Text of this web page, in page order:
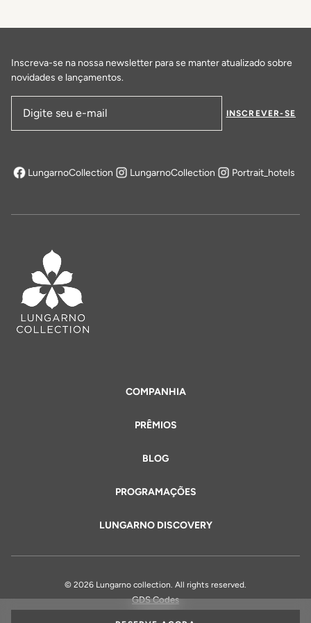
COMPANHIA
PRÊMIOS
BLOG
PROGRAMAÇÕES
LUNGARNO DISCOVERY
Inscreva-se na nossa newsletter para se manter atualizado sobre
novidades e lançamentos.
Endereço de email
INSCREVER-SE
LungarnoCollection
abre em uma nova aba
LungarnoCollection Portrait_hotels
© 2026 Lungarno collection. All rights reserved.
GDS Codes